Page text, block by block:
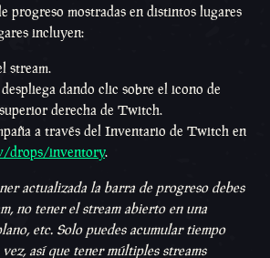
progreso mostradas en distintos lugares
incluyen:
stream.
dando clic sobre el icono de
derecha de Twitch.
a través del Inventario de Twitch en
drops/inventory.
actualizada la barra de progreso debes
no tener el stream abierto en una
etc. Solo puedes acumular tiempo
así que tener múltiples streams